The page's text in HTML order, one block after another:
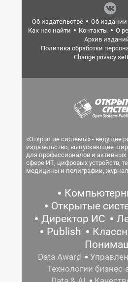
Об издательстве Об издании
Как нас найти
Контакты О
Архив
Политика обработки
Change privacy
«Открытые системы» - ведущее
издательство, выпускающее
для профессионалов и активных
сфере ИТ, цифровых устройств,
медицины и полиграфии,
Открытые
Директор ИС
Publish
Data Award
Технологии бизнес-